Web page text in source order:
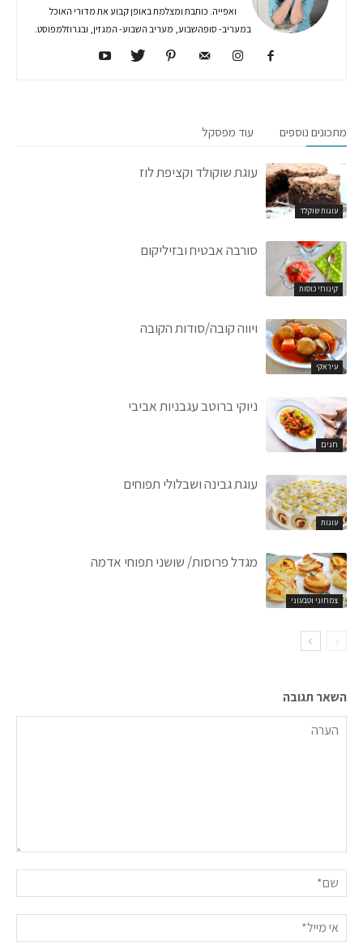
ואפייה. כותבת ומצלמת באופן קבוע את מדורי האוכל
במעריב- סופהשבוע, מעריב השבוע- המגזין, ובגרוזלמפוסט.
מתכונים נוספים עוד מפסקל
עוגות שוקלד
עוגת שוקולד וקציפת לוז
קינוחי כוסות
סורבה אבטיח ובזיליקום
עיראקי
ויווה קובה/סודות הקובה
חגים
ניוקי ברוטב עגבניות אביבי
עוגות
עוגת גבינה ושבלולי תפוחים
צמחוני וטבעוני
מגדל פרוסות/ שושני תפוחי אדמה
השאר תגובה